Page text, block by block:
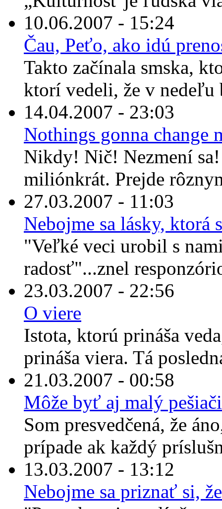
10.06.2007 - 15:24
Čau, Peťo, ako idú
Takto začínala smska,
ktorí vedeli, že v nedeľu
14.04.2007 - 23:03
Nothings gonna change
Nikdy! Nič! Nezmení
miliónkrát. Prejde
27.03.2007 - 11:03
Nebojme sa lásky, ktorá
"Veľké veci urobil s
radosť"...znel
23.03.2007 - 22:56
O viere
Istota, ktorú prináša
prináša viera. Tá
21.03.2007 - 00:58
Môže byť aj malý
Som presvedčená, že
prípade ak každý
13.03.2007 - 13:12
Nebojme sa priznať si,